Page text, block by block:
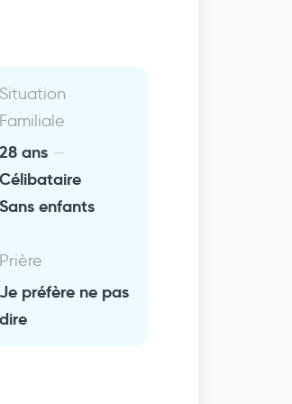
Situation
Familiale
28 ans
Célibataire
Sans enfants
Prière
Je préfère ne pas
dire